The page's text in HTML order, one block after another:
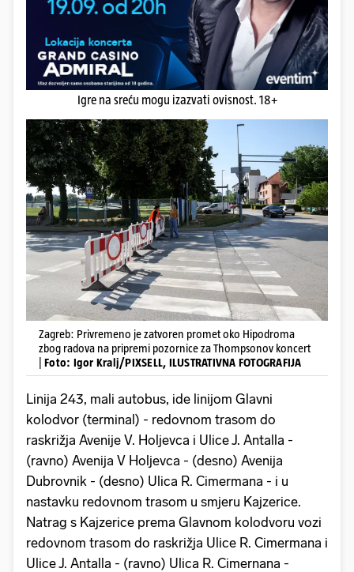
Igre na sreću mogu izazvati ovisnost. 18+
Zagreb: Privremeno je zatvoren promet oko Hipodroma
zbog radova na pripremi pozornice za Thompsonov koncert
Foto: Igor Kralj/PIXSELL, ILUSTRATIVNA FOTOGRAFIJA
Linija 243, mali autobus, ide linijom Glavni
kolodvor (terminal) - redovnom trasom do
raskrižja Avenije V. Holjevca i Ulice J. Antalla -
(ravno) Avenija V Holjevca - (desno) Avenija
Dubrovnik - (desno) Ulica R. Cimermana - i u
nastavku redovnom trasom u smjeru Kajzerice.
Natrag s Kajzerice prema Glavnom kolodvoru vozi
redovnom trasom do raskrižja Ulice R. Cimermana i
Ulice J. Antalla - (ravno) Ulica R. Cimernana -